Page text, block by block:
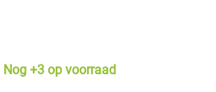
Nog +3 op voorraad